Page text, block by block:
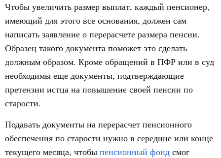
Чтобы увеличить размер выплат, каждый пенсионер,
имеющий для этого все основания, должен сам
написать заявление о перерасчете размера пенсии.
Образец такого документа поможет это сделать
должным образом. Кроме обращений в ПФР или в суд
необходимы еще документы, подтверждающие
претензии истца на повышение своей пенсии по
старости.
Подавать документы на перерасчет пенсионного
обеспечения по старости нужно в середине или конце
текущего месяца, чтобы пенсионный фонд смог